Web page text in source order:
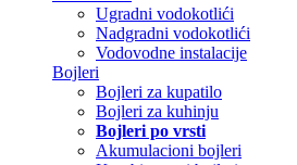
Ugradni vodokotlići
Nadgradni vodokotlići
Vodovodne instalacije
Bojleri
Bojleri za kupatilo
Bojleri za kuhinju
Bojleri po vrsti
Akumulacioni bojleri